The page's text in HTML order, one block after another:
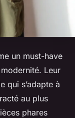
un must-have
Leur
qui s’adapte à
au plus
phares